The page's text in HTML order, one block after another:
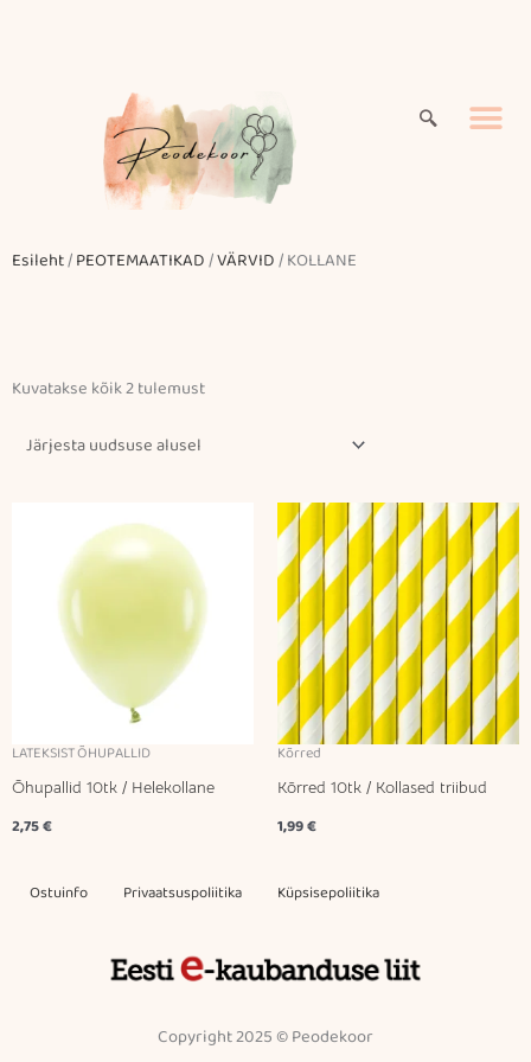
Esileht/PEOTEMAATIKAD/VÄRVID/ KOLLANE
Kuvatakse kõik 2 tulemustSorditud
LATEKSIST ÕHUPALLID
Õhupallid 10tk / Helekollane
2,75€
Kõrred
Kõrred 10tk / Kollased triibud
1,99€
Ostuinfo Privaatsuspoliitika Küpsisepoliitika
Copyright 2025 © Peodekoor